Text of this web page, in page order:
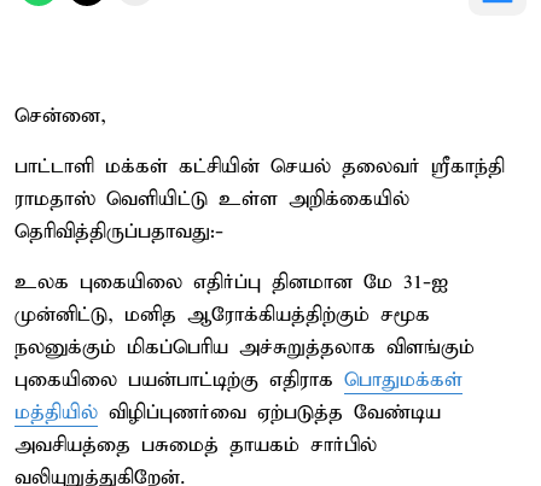
சென்னை,
பாட்டாளி மக்கள் கட்சியின் செயல் தலைவர் ஸ்ரீகாந்தி
ராமதாஸ் வெளியிட்டு உள்ள அறிக்கையில்
தெரிவித்திருப்பதாவது:-
உலக புகையிலை எதிர்ப்பு தினமான மே 31-ஐ
முன்னிட்டு, மனித ஆரோக்கியத்திற்கும் சமூக
நலனுக்கும் மிகப்பெரிய அச்சுறுத்தலாக விளங்கும்
புகையிலை பயன்பாட்டிற்கு எதிராக பொதுமக்கள்
மத்தியில் விழிப்புணர்வை ஏற்படுத்த வேண்டிய
அவசியத்தை பசுமைத் தாயகம் சார்பில்
வலியுறுத்துகிறேன்.